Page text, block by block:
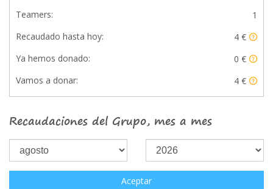
Teamers:
1
Recaudado hasta hoy:
4 €
Ya hemos donado:
0 €
Vamos a donar:
4 €
Recaudaciones del Grupo, mes a mes
Aceptar